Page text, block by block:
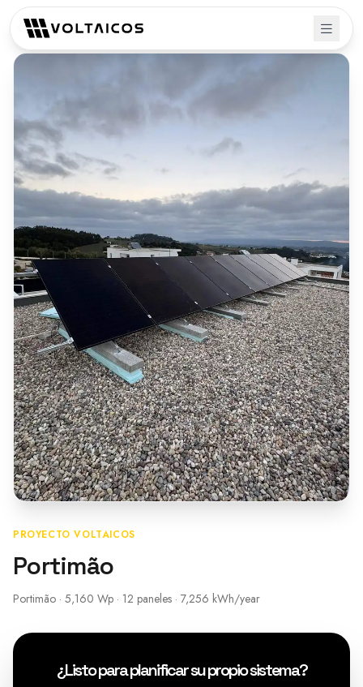
Volver a proyectos
PROYECTO VOLTAICOS
Portimão
Portimão · 5,160 Wp · 12 paneles · 7,256 kWh/year
¿Listo para planificar su propio sistema?